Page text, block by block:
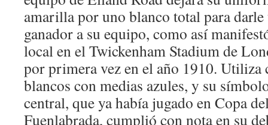
amarilla por uno blanco total para
ganador a su equipo, como así
local en el Twickenham Stadium de
por primera vez en el año 1910. Utiliza
blancos con medias azules, y su
central, que ya había jugado en Copa
Fuenlabrada, cumplió con nota en su